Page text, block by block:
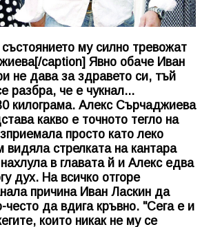
му силно тревожат
caption] Явно обаче Иван
не дава за здравето си, тъй
разбра, че е чукнал...
килограма. Алекс Сърчаджиева
какво е точното тегло на
просто като леко
стрелката на кантара
в главата й и Алекс едва
дух. На всичко отгоре
причина Иван Ласкин да
често да вдига кръвно. "Сега е и
които никак не му се